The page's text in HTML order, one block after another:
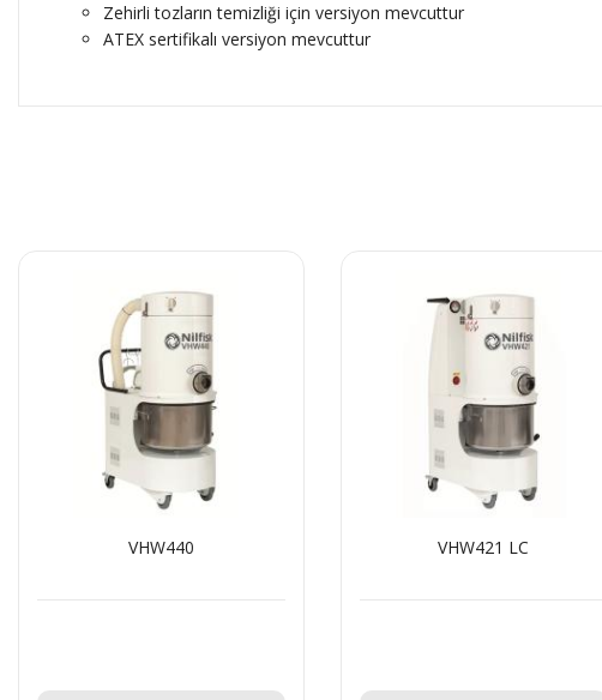
Zehirli tozların temizliği için versiyon mevcuttur
ATEX sertifikalı versiyon mevcuttur
VHW440 VHW421 LC